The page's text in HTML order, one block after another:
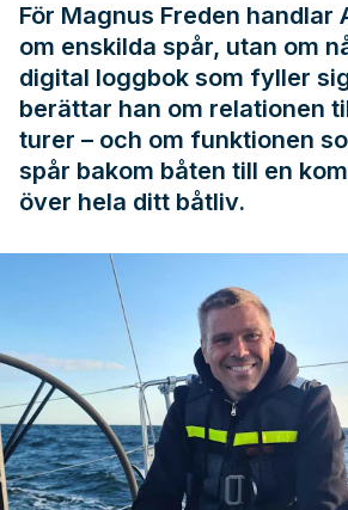
För Magnus Freden handlar
om enskilda spår, utan om
digital loggbok som fyller
berättar han om relationen
turer – och om funktionen
spår bakom båten till en
över hela ditt båtliv.